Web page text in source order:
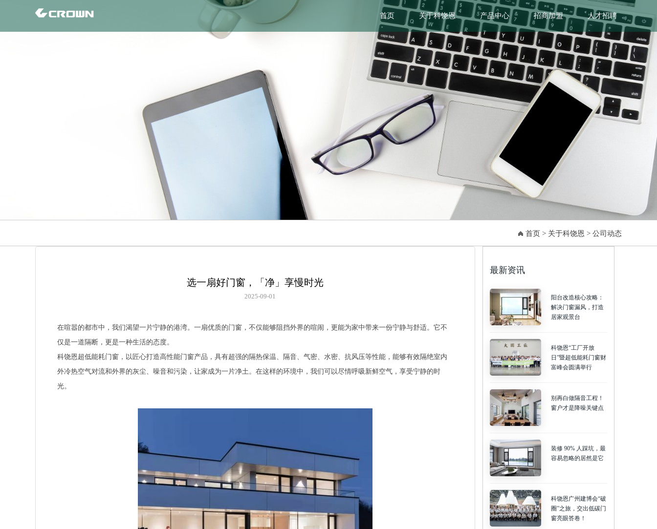
首页 关于科饶恩 产品中心 招商加盟 人才招聘
首页 > 关于科饶恩 > 公司动态
选一扇好门窗，「净」享慢时光
2025-09-01
在喧嚣的都市中，我们渴望一片宁静的港湾。一扇优质的门窗，不仅能够阻挡外界的喧闹，更能为家中带来一份宁静与舒适。它不
仅是一道隔断，更是一种生活的态度。
科饶恩超低能耗门窗，以匠心打造高性能门窗产品，具有超强的隔热保温、隔音、气密、水密、抗风压等性能，能够有效隔绝室内
外冷热空气对流和外界的灰尘、噪音和污染，让家成为一片净土。在这样的环境中，我们可以尽情呼吸新鲜空气，享受宁静的时
光。
最新资讯
阳台改造核心攻略：
解决门窗漏风，打造
居家观景台
科饶恩“工厂开放
日”暨超低能耗门窗财
富峰会圆满举行
别再白做隔音工程！
窗户才是降噪关键点
装修 90% 人踩坑，最
容易忽略的居然是它
科饶恩广州建博会“破
圈”之旅，交出低碳门
窗亮眼答卷！